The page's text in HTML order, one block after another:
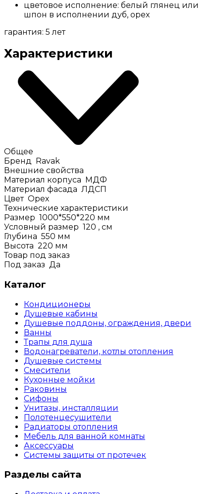
цветовое исполнение: белый глянец или
шпон в исполнении дуб, орех
гарантия: 5 лет
Характеристики
Общее
Бренд
Ravak
Внешние свойства
Материал корпуса
МДФ
Материал фасада ЛДСП
Цвет Орех
Технические характеристики
Размер 1000*550*220 мм
Условный размер 120 , см
Глубина 550 мм
Высота 220 мм
Товар под заказ
Под заказ Да
Каталог
Кондиционеры
Душевые кабины
Душевые поддоны, ограждения, двери
Ванны
Трапы для душа
Водонагреватели, котлы отопления
Душевые системы
Смесители
Кухонные мойки
Раковины
Сифоны
Унитазы, инсталляции
Полотенцесушители
Радиаторы отопления
Мебель для ванной комнаты
Аксессуары
Системы защиты от протечек
Разделы сайта